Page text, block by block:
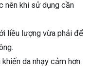
nên khi sử dụng cần
liều lượng vừa phải để
da nhạy cảm hơn